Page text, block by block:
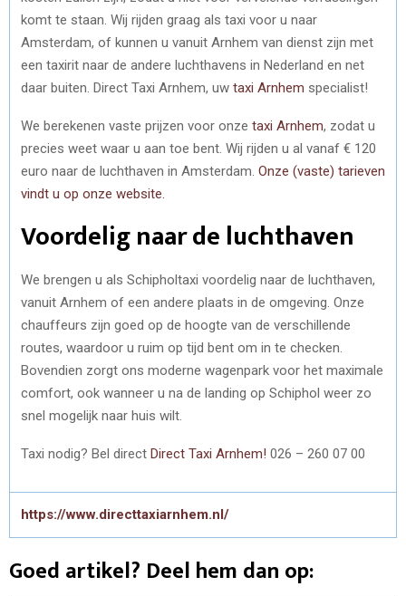
komt te staan. Wij rijden graag als taxi voor u naar
Amsterdam, of kunnen u vanuit Arnhem van dienst zijn met
een taxirit naar de andere luchthavens in Nederland en net
daar buiten. Direct Taxi Arnhem, uw taxi Arnhem specialist!
We berekenen vaste prijzen voor onze taxi Arnhem, zodat u
precies weet waar u aan toe bent. Wij rijden u al vanaf € 120
euro naar de luchthaven in Amsterdam. Onze (vaste) tarieven
vindt u op onze website.
Voordelig naar de luchthaven
We brengen u als Schipholtaxi voordelig naar de luchthaven,
vanuit Arnhem of een andere plaats in de omgeving. Onze
chauffeurs zijn goed op de hoogte van de verschillende
routes, waardoor u ruim op tijd bent om in te checken.
Bovendien zorgt ons moderne wagenpark voor het maximale
comfort, ook wanneer u na de landing op Schiphol weer zo
snel mogelijk naar huis wilt.
Taxi nodig? Bel direct Direct Taxi Arnhem! 026 – 260 07 00
https://www.directtaxiarnhem.nl/
Goed artikel? Deel hem dan op: